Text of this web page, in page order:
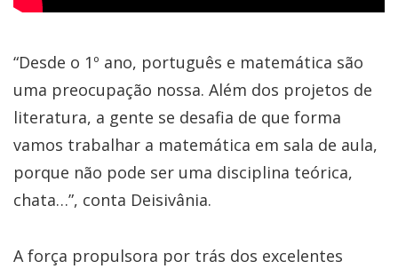
“Desde o 1º ano, português e matemática são
uma preocupação nossa. Além dos projetos de
literatura, a gente se desafia de que forma
vamos trabalhar a matemática em sala de aula,
porque não pode ser uma disciplina teórica,
chata…”, conta Deisivânia.
A força propulsora por trás dos excelentes